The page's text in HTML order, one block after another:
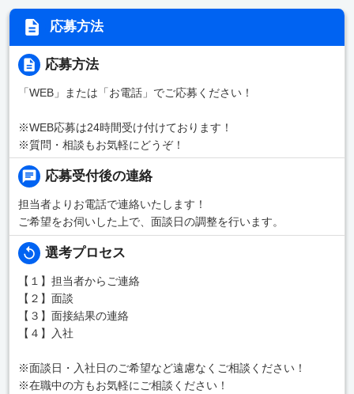
応募方法
応募方法
「WEB」または「お電話」でご応募ください！
※WEB応募は24時間受け付けております！
※質問・相談もお気軽にどうぞ！
応募受付後の連絡
担当者よりお電話で連絡いたします！
ご希望をお伺いした上で、面談日の調整を行います。
選考プロセス
【１】担当者からご連絡
【２】面談
【３】面接結果の連絡
【４】入社
※面談日・入社日のご希望など遠慮なくご相談ください！
※在職中の方もお気軽にご相談ください！